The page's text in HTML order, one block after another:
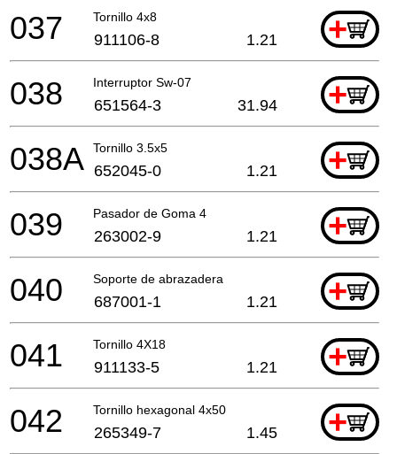
Tornillo 4x8 +
037 911106-8 1.21
Interruptor Sw-07 +
038 651564-3 31.94
Tornillo 3.5x5 +
038A 652045-0 1.21
Pasador de Goma 4 +
039 263002-9 1.21
Soporte de abrazadera +
040 687001-1 1.21
Tornillo 4X18 +
041 911133-5 1.21
Tornillo hexagonal 4x50 +
042 265349-7 1.45